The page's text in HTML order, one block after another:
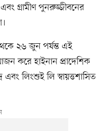
গ্রামীণ পুনরুজ্জীবনের
২৬ জুন পর্যন্ত এই
করে হাইনান প্রাদেশিক
এবং লিংশুই লি স্বায়ত্তশাসিত